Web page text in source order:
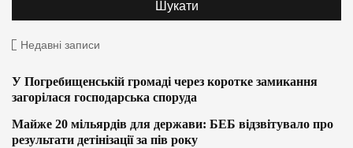
Недавні записи
У Погребищенській громаді через коротке замикання
загорілася господарська споруда
Майже 20 мільярдів для держави: БЕБ відзвітувало про
результати детінізації за пів року